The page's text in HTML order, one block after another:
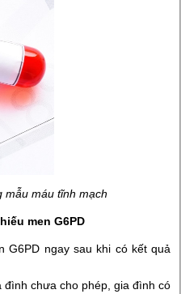
mẫu máu tĩnh mạch
men G6PD
G6PD ngay sau khi có kết quả
chưa cho phép, gia đình có